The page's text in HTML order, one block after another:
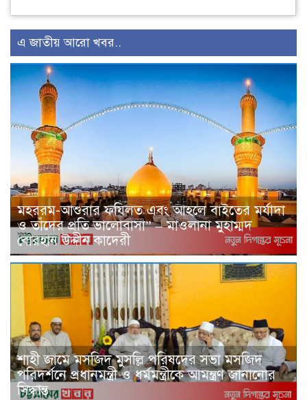
এ জাতীয় আরো খবর..
মহররম-আশুরার ফযিলত এবং আহলে বাইতের মর্যাদা
ও তাঁদের প্রতি ভালোবাসা” – মাওলানা মুহাম্মদ
বোরহান উদ্দীন কাদেরী
শাহী জামে মসজিদ মুসল্লি পরিষদের সভা মসজিদ
পরিদর্শনে প্রধানমন্ত্রী ও ধর্মমন্ত্রীকে আমন্ত্রণ জানানোর
সিদ্ধান্ত